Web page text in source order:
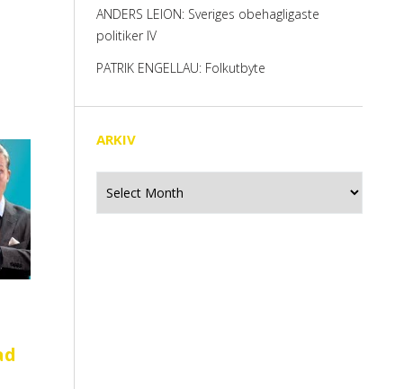
ANDERS LEION: Sveriges obehagligaste
politiker IV
PATRIK ENGELLAU: Folkutbyte
ARKIV